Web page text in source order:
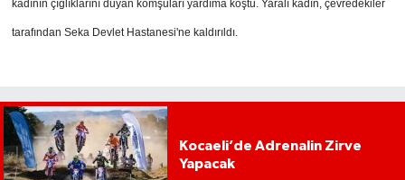
kadının çığlıklarını duyan komşuları yardıma koştu. Yaralı kadın, çevredekiler
tarafından Seka Devlet Hastanesi'ne kaldırıldı.
Kocaeli’de Adrenalin Zirve
Yapacak